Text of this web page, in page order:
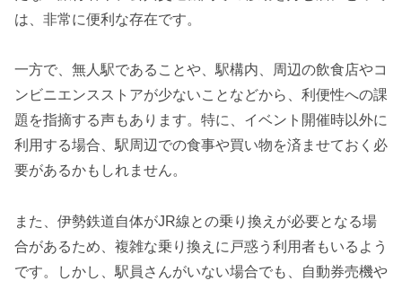
は、非常に便利な存在です。
一方で、無人駅であることや、駅構内、周辺の飲食店やコ
ンビニエンスストアが少ないことなどから、利便性への課
題を指摘する声もあります。特に、イベント開催時以外に
利用する場合、駅周辺での食事や買い物を済ませておく必
要があるかもしれません。
また、伊勢鉄道自体がJR線との乗り換えが必要となる場
合があるため、複雑な乗り換えに戸惑う利用者もいるよう
です。しかし、駅員さんがいない場合でも、自動券売機や